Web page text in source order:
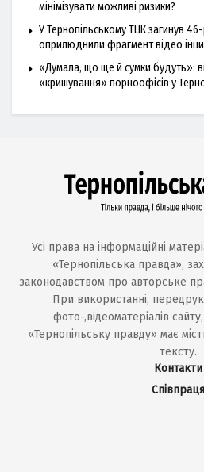
мінімізувати можливі ризики?
У Тернопільському ТЦК загинув 46-
оприлюднили фрагмент відео
«Думала, що ще й сумки будуть»:
«кришування» порноофісів у
Усі права на інформаційні
«Тернопільська правда»,
законодавством про авторське
При використанні,
фото-,відеоматеріалів
«Тернопільську правду» має
тексту.
Контакти
Співпраця